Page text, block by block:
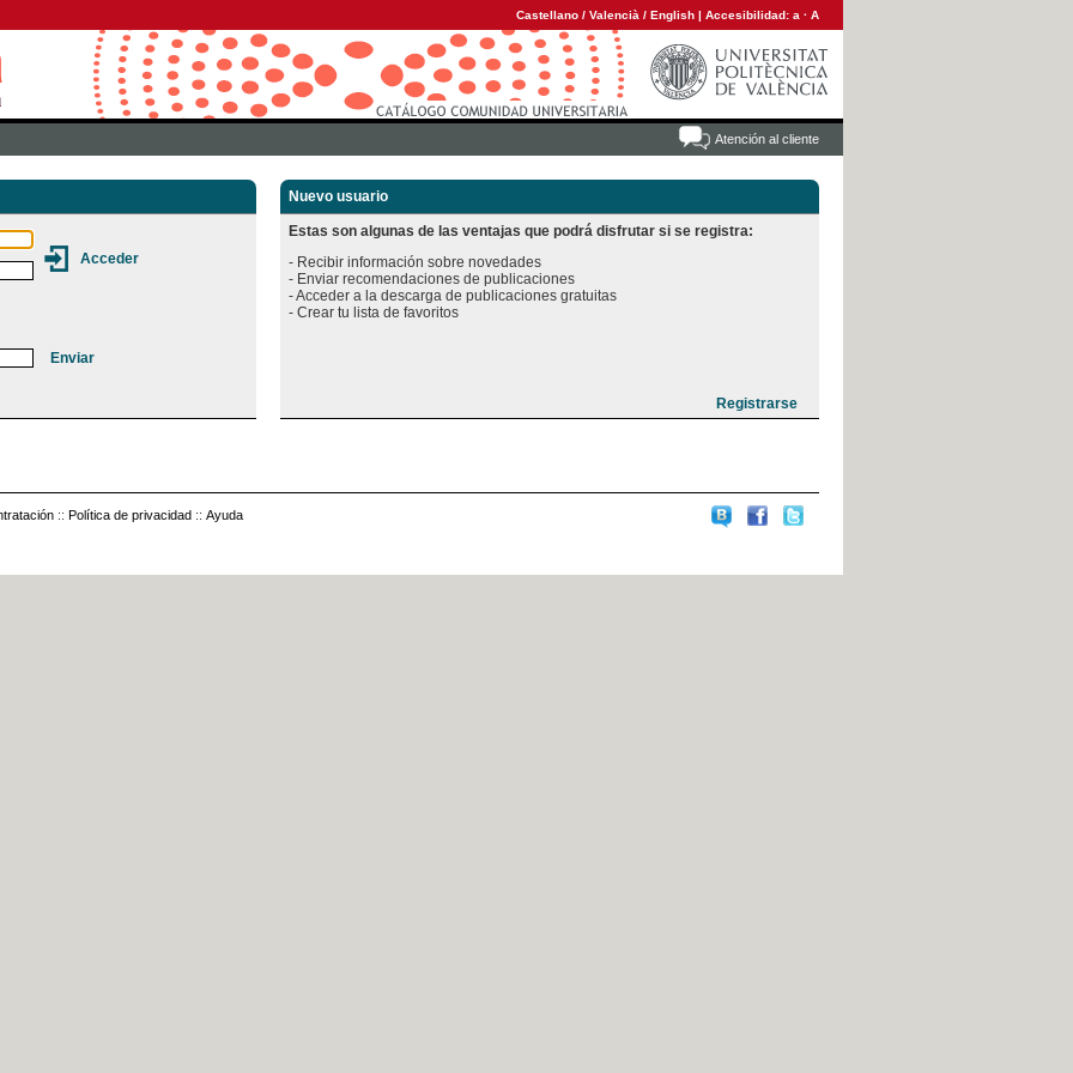
Castellano / Valencià / English | Accesibilidad: a · A
Atención al cliente
Nuevo usuario
Estas son algunas de las ventajas que podrá disfrutar si se registra:
- Recibir información sobre novedades
- Enviar recomendaciones de publicaciones
- Acceder a la descarga de publicaciones gratuitas
:: Política de privacidad :: Ayuda